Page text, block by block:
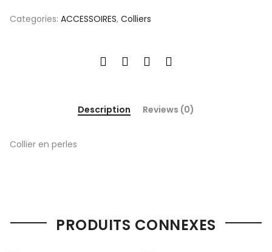
Categories: ACCESSOIRES, Colliers
Description Reviews (0)
Collier en perles
PRODUITS CONNEXES